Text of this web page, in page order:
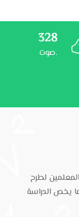
328
صوت.
لطرح
يخص الدراسة